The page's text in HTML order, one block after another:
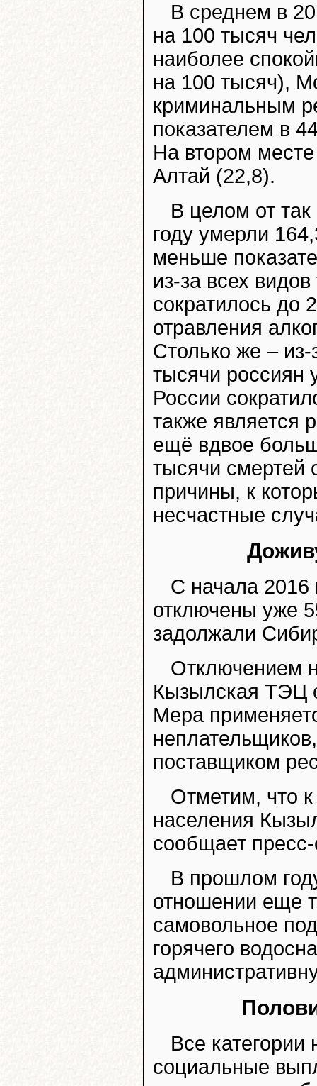
В среднем в
на 100 тысяч
наиболее
на 100 тысяч),
криминальным
показателем в
На втором
Алтай (22,8).
В целом от
году умерли
меньше
из-за всех
сократилось до
отравления
Столько же –
тысячи россиян
России
также является
ещё вдвое
тысячи смертей
причины, к
несчастные
С начала 2016
отключены уже
задолжали
Отключением
Кызылская ТЭЦ
Мера
поставщиком
Отметим, что
населения
сообщает
В прошлом
отношении еще
самовольное
горячего
Все
социальные